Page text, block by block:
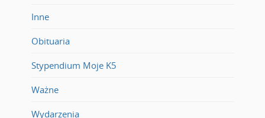
Inne
Obituaria
Stypendium Moje K5
Ważne
Wydarzenia